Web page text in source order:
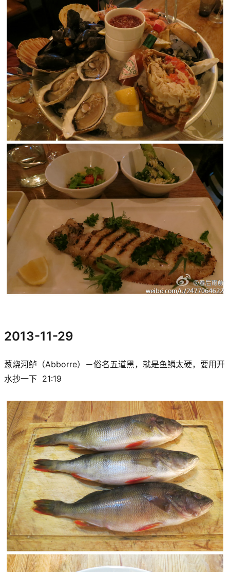
2013-11-29
葱烧河鲈（Abborre）－俗名五道黑，就是鱼鳞太硬，要用开
水抄一下 21:19